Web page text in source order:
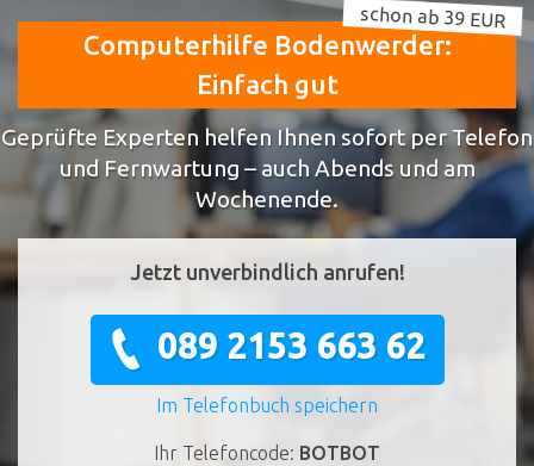
Computerhilfe Bodenwerder:
Einfach gut
schon ab 39 EUR
Geprüfte Experten helfen Ihnen sofort per Telefon
und Fernwartung – auch Abends und am
Wochenende.
Jetzt unverbindlich anrufen!
089 2153 663 62
Im Telefonbuch speichern
Ihr Telefoncode: BOTBOT